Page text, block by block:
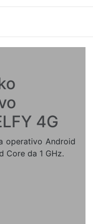
4G
operativo Android
Core da 1 GHz.